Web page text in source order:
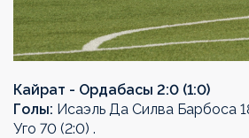
Кайрат - Ордабасы 2:0 (1:0)
Голы: Исаэль Да Силва Барбоса
Уго 70 (2:0) .